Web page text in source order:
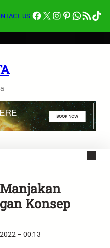
US Facebook
X Instagram
Pinterest
Feed RSS
Konsep
– 00:13